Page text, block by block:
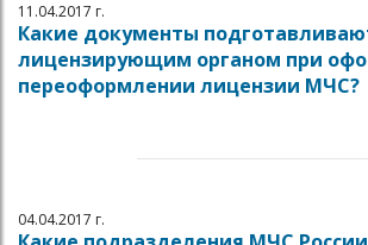
11.04.2017 г.
Какие документы
лицензирующим органом при
переоформлении лицензии МЧС?
04.04.2017 г.